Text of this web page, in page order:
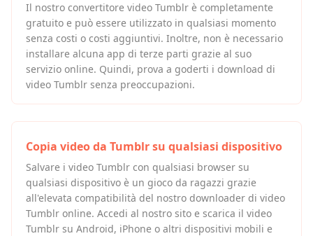
Il nostro convertitore video Tumblr è completamente
gratuito e può essere utilizzato in qualsiasi momento
senza costi o costi aggiuntivi. Inoltre, non è necessario
installare alcuna app di terze parti grazie al suo
servizio online. Quindi, prova a goderti i download di
video Tumblr senza preoccupazioni.
Copia video da Tumblr su qualsiasi dispositivo
Salvare i video Tumblr con qualsiasi browser su
qualsiasi dispositivo è un gioco da ragazzi grazie
all'elevata compatibilità del nostro downloader di video
Tumblr online. Accedi al nostro sito e scarica il video
Tumblr su Android, iPhone o altri dispositivi mobili e